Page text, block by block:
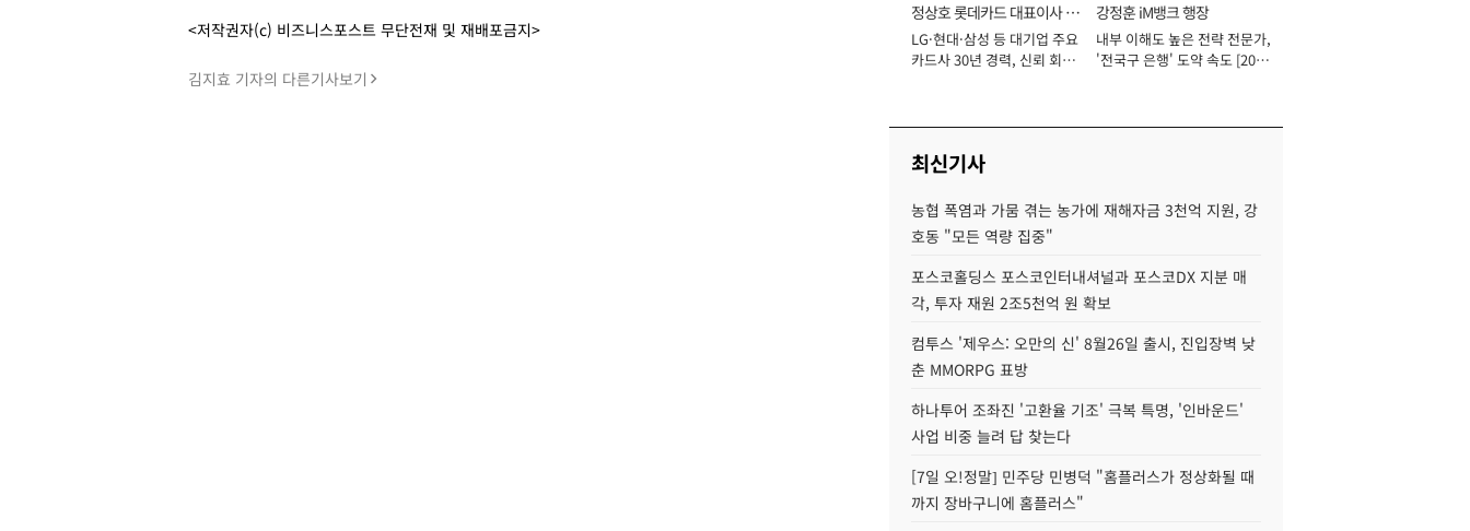
<저작권자(c) 비즈니스포스트 무단전재 및 재배포금지>
김지효 기자의 다른기사보기
정상호 롯데카드 대표이사 사
장
LG·현대·삼성 등 대기업 주요
카드사 30년 경력, 신뢰 회복
강정훈 iM뱅크 행장
내부 이해도 높은 전략 전문가,
'전국구 은행' 도약 속도 [2026
최신기사
농협 폭염과 가뭄 겪는 농가에 재해자금 3천억 지원, 강
호동 "모든 역량 집중"
포스코홀딩스 포스코인터내셔널과 포스코DX 지분 매
각, 투자 재원 2조5천억 원 확보
컴투스 '제우스: 오만의 신' 8월26일 출시, 진입장벽 낮
춘 MMORPG 표방
하나투어 조좌진 '고환율 기조' 극복 특명, '인바운드'
사업 비중 늘려 답 찾는다
[7일 오!정말] 민주당 민병덕 "홈플러스가 정상화될 때
까지 장바구니에 홈플러스"